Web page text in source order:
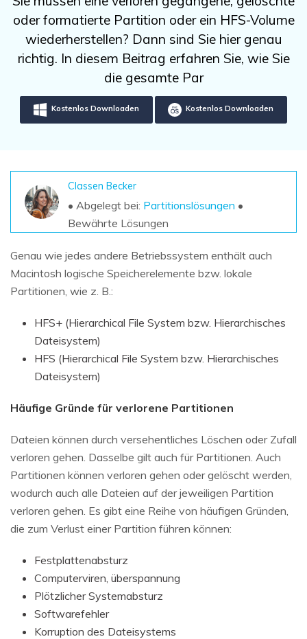
Unbegrenzte Daten vom Mac-System
wiederherstellen
Kostenlos Testen
Recoverit kostenlos
Kostenlos Testen
Repairit - Datenreparatur
Datenverlust-Szenarien
ALLE FUNKTIONEN ENTDECKEN
Sign In
search
oder formatierte Partition oder ein HFS-Volume
wiederherstellen? Dann sind Sie hier genau
richtig. In diesem Beitrag erfahren Sie, wie Sie
die gesamte Par
Kostenlos Downloaden Kostenlos Downloaden
Classen Becker
• Abgelegt bei: Partitionslösungen •
Bewährte Lösungen
Genau wie jedes andere Betriebssystem enthält auch
Macintosh logische Speicherelemente bzw. lokale
Partitionen, wie z. B.:
HFS+ (Hierarchical File System bzw. Hierarchisches
Dateisystem)
HFS (Hierarchical File System bzw. Hierarchisches
Dateisystem)
Häufige Gründe für verlorene Partitionen
Dateien können durch versehentliches Löschen oder Zufall
verloren gehen. Dasselbe gilt auch für Partitionen. Auch
Partitionen können verloren gehen oder gelöscht werden,
wodurch auch alle Dateien auf der jeweiligen Partition
verloren gehen. Es gibt eine Reihe von häufigen Gründen,
die zum Verlust einer Partition führen können:
Festplattenabsturz
Computerviren, überspannung
Plötzlicher Systemabsturz
Softwarefehler
Korruption des Dateisystems